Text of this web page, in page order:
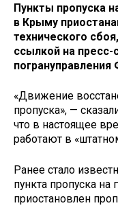
Пункты пропуска
в Крыму
технического
ссылкой на
«Движение
пропуска», —
что в настоящее
работают в
Ранее стало
пункта пропуска
приостановлен